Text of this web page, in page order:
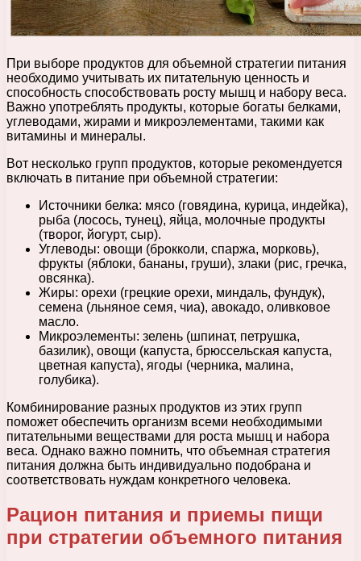
При выборе продуктов для объемной стратегии питания
необходимо учитывать их питательную ценность и
способность способствовать росту мышц и набору веса.
Важно употреблять продукты, которые богаты белками,
углеводами, жирами и микроэлементами, такими как
витамины и минералы.
Вот несколько групп продуктов, которые рекомендуется
включать в питание при объемной стратегии:
Источники белка: мясо (говядина, курица, индейка),
рыба (лосось, тунец), яйца, молочные продукты
(творог, йогурт, сыр).
Углеводы: овощи (брокколи, спаржа, морковь),
фрукты (яблоки, бананы, груши), злаки (рис, гречка,
овсянка).
Жиры: орехи (грецкие орехи, миндаль, фундук),
семена (льняное семя, чиа), авокадо, оливковое
масло.
Микроэлементы: зелень (шпинат, петрушка,
базилик), овощи (капуста, брюссельская капуста,
цветная капуста), ягоды (черника, малина,
голубика).
Комбинирование разных продуктов из этих групп
поможет обеспечить организм всеми необходимыми
питательными веществами для роста мышц и набора
веса. Однако важно помнить, что объемная стратегия
питания должна быть индивидуально подобрана и
соответствовать нуждам конкретного человека.
Рацион питания и приемы пищи
при стратегии объемного питания